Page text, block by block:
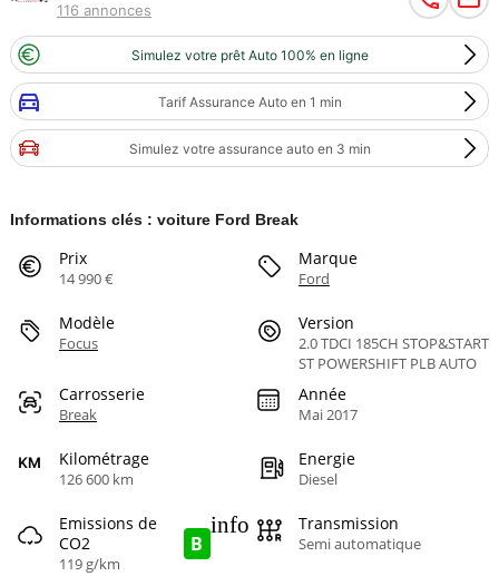
116 annonces
Simulez votre prêt Auto 100% en ligne
Tarif Assurance Auto en 1 min
Simulez votre assurance auto en 3 min
Informations clés : voiture Ford Break
Prix
14 990 €
Marque
Ford
Modèle
Focus
Version
2.0 TDCI 185CH STOP&START
ST POWERSHIFT PLB AUTO
Carrosserie
Break
Année
Mai 2017
Kilométrage
126 600 km
Energie
Diesel
Emissions de
CO2
119 g/km
B
info Transmission
Semi automatique